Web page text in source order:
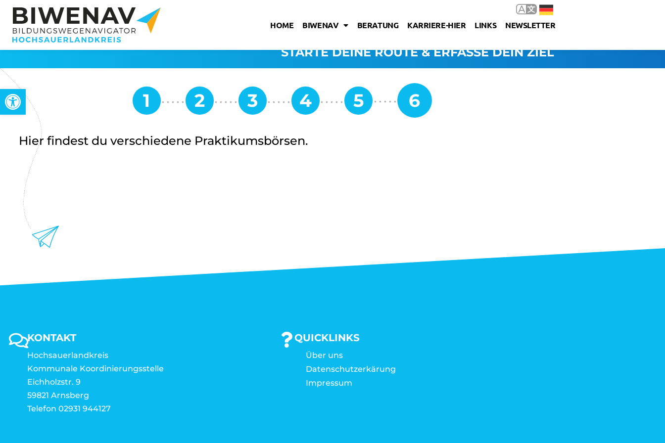
Werkzeugleiste öffnen
HOME BIWENAV BERATUNG KARRIERE-HIER LINKS NEWSLETTER
STARTE DEINE ROUTE & ERFASSE DEIN ZIEL
Hier findest du verschiedene Praktikumsbörsen.
KONTAKT
Hochsauerlandkreis
Kommunale Koordinierungsstelle
Eichholzstr. 9
59821 Arnsberg
Telefon 02931 944127
QUICKLINKS
Über uns
Datenschutzerkärung
Impressum